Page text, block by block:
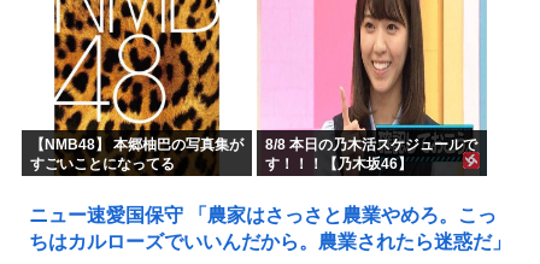
【NMB48】 本郷柚巴の写真集が
すごいことになってる
8/8 本日の乃木活スケジュールで
す！！！【乃木坂46】
ニュー速愛国保守 「農家はさっさと農業やめろ。こっ
ちはカルローズでいいんだから。農業されたら迷惑だ」